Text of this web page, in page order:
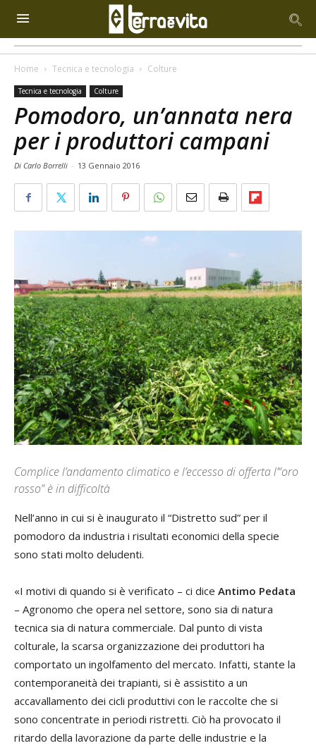
Home Tecnica e tecnologia Colture
Tecnica e tecnologia Colture
Pomodoro, un’annata nera
per i produttori campani
Di Carlo Borrelli - 13 Gennaio 2016
Complice l’andamento climatico e l’eccesso di offerta l’“oro
rosso” è in difficoltà
Nell’anno in cui si è inaugurato il “Distretto sud” per il
pomodoro da industria i risultati economici della specie
sono stati molto deludenti.
«I motivi di quando si è verificato – ci dice Antimo Pedata
– Agronomo che opera nel settore, sono sia di natura
tecnica sia di natura commerciale. Dal punto di vista
colturale, la scarsa organizzazione dei produttori ha
comportato un ingolfamento del mercato. Infatti, stante la
contemporaneità dei trapianti, si è assistito a un
accavallamento dei cicli produttivi con le raccolte che si
sono concentrate in periodi ristretti. Ciò ha provocato il
ritardo della lavorazione da parte delle industrie e la